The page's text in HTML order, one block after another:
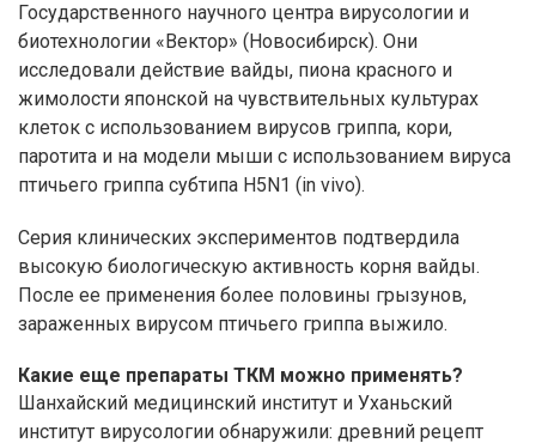
Государственного научного центра вирусологии и
биотехнологии «Вектор» (Новосибирск). Они
исследовали действие вайды, пиона красного и
жимолости японской на чувствительных культурах
клеток с использованием вирусов гриппа, кори,
паротита и на модели мыши с использованием вируса
птичьего гриппа субтипа H5N1 (in vivo).
Серия клинических экспериментов подтвердила
высокую биологическую активность корня вайды.
После ее применения более половины грызунов,
зараженных вирусом птичьего гриппа выжило.
Какие еще препараты ТКМ можно применять?
Шанхайский медицинский институт и Уханьский
институт вирусологии обнаружили: древний рецепт